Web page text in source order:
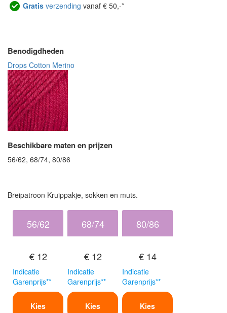
Gratis verzending vanaf € 50,-*
Benodigdheden
Drops Cotton Merino
Beschikbare maten en prijzen
56/62, 68/74, 80/86
Breipatroon Kruippakje, sokken en muts.
56/62
€ 12
Indicatie
Garenprijs**
Kies
68/74
€ 12
Indicatie
Garenprijs**
Kies
80/86
€ 14
Indicatie
Garenprijs**
Kies